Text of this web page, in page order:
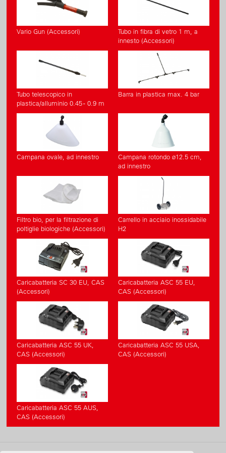
Vario Gun (Accessori)
Tubo in fibra di vetro 1 m, a
innesto (Accessori)
Tubo telescopico in
plastica/alluminio 0.45 - 0.9 m
Barra in plastica max. 4 bar
Campana ovale, ad innestro
Campana rotondo ø12.5 cm,
ad innestro
Filtro bio, per la filtrazione di
poltiglie biologiche (Accessori)
Carrello in acciaio inossidabile
H2
Caricabatteria SC 30 EU, CAS
(Accessori)
Caricabatteria ASC 55 EU,
CAS (Accessori)
Caricabatteria ASC 55 UK,
CAS (Accessori)
Caricabatteria ASC 55 USA,
CAS (Accessori)
Caricabatteria ASC 55 AUS,
CAS (Accessori)